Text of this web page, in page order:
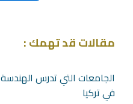
مقالات قد تهمك :
الجامعات التي تدرس الهندسة
في تركيا